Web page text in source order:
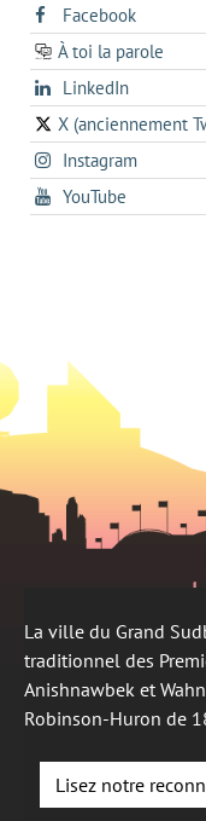
Facebooks'ouvre
dans
un
onglet
À toi la parole
opens
in
a
new
tab
LinkedInopens
in
a
new
X (anciennement
s'ouvre
dans
un
nouvel
Instagrams'ouvre
dans
un
YouTube
dans
La ville du Grand
traditionnel des
Anishnawbek et
Robinson-Huron de
Lisez notre